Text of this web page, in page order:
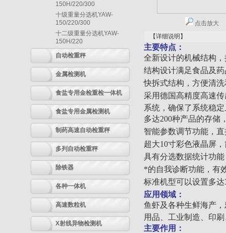
150H/220/300
十级重量分选机YAW-
150/220/300
十二级重量分选机YAW-
150H/220
自动检重秤
金属检测机
食盐专用金检重检一体机
食盐专用金属检测机
制药高速自动检重秤
多列自动检重秤
除铁器
各种一体机
高速数粒机
X射线异物检测机
点击放大
【详细说明】
主要特点：
全新设计的机械结构
结构设计满足食品及
快拆式结构，方便清
采用德国高精度高速
系统，确保了系统稳
多达200种产品的存储
智能参数调节功能，
超大10寸彩色液晶屏
具有分选数据统计功
*的自我诊断功能，有
标准机型可以设置多
应用领域：
鱼虾及各种生鲜海产
用品、工业制造、印
主要作用：